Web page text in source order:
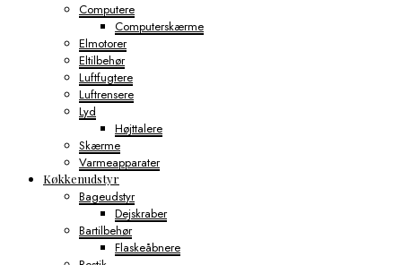
Computere
Computerskærme
Elmotorer
Eltilbehør
Luftfugtere
Luftrensere
Lyd
Højttalere
Skærme
Varmeapparater
Køkkenudstyr
Bageudstyr
Dejskraber
Bartilbehør
Flaskeåbnere